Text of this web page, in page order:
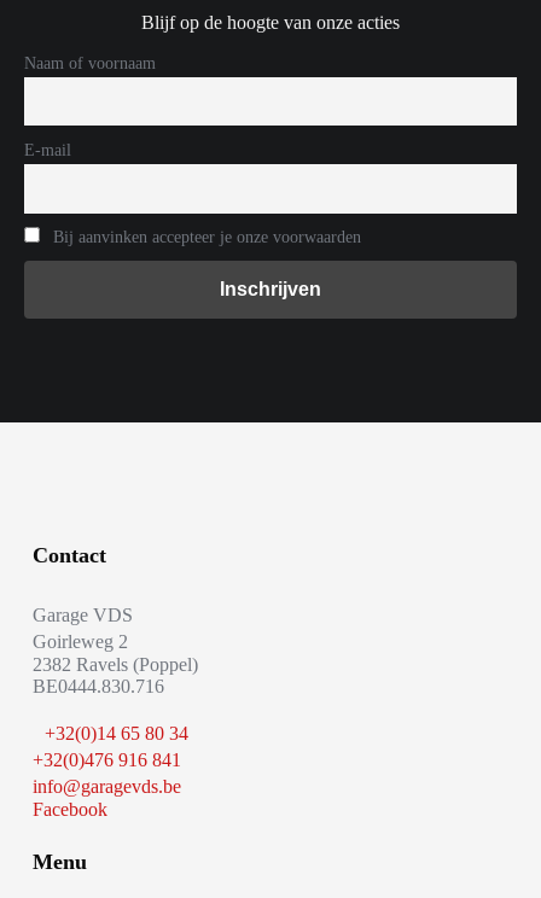
Blijf op de hoogte van onze acties
Naam of voornaam
E-mail
Bij aanvinken accepteer je onze voorwaarden
Contact
Garage VDS
Goirleweg 2
2382 Ravels (Poppel)
BE0444.830.716
+32(0)14 65 80 34
+32(0)476 916 841
info@garagevds.be
Facebook
Menu